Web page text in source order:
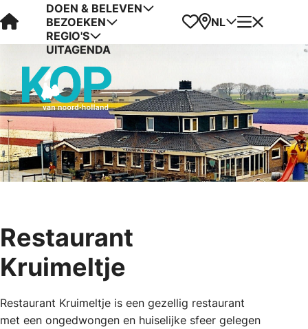
Visit Kop van Holland
DOEN & BELEVEN
BEZOEKEN
REGIO'S
UITAGENDA
Favorieten
Kaart
NL Menu
Restaurant
Kruimeltje
Restaurant Kruimeltje is een gezellig restaurant
met een ongedwongen en huiselijke sfeer gelegen